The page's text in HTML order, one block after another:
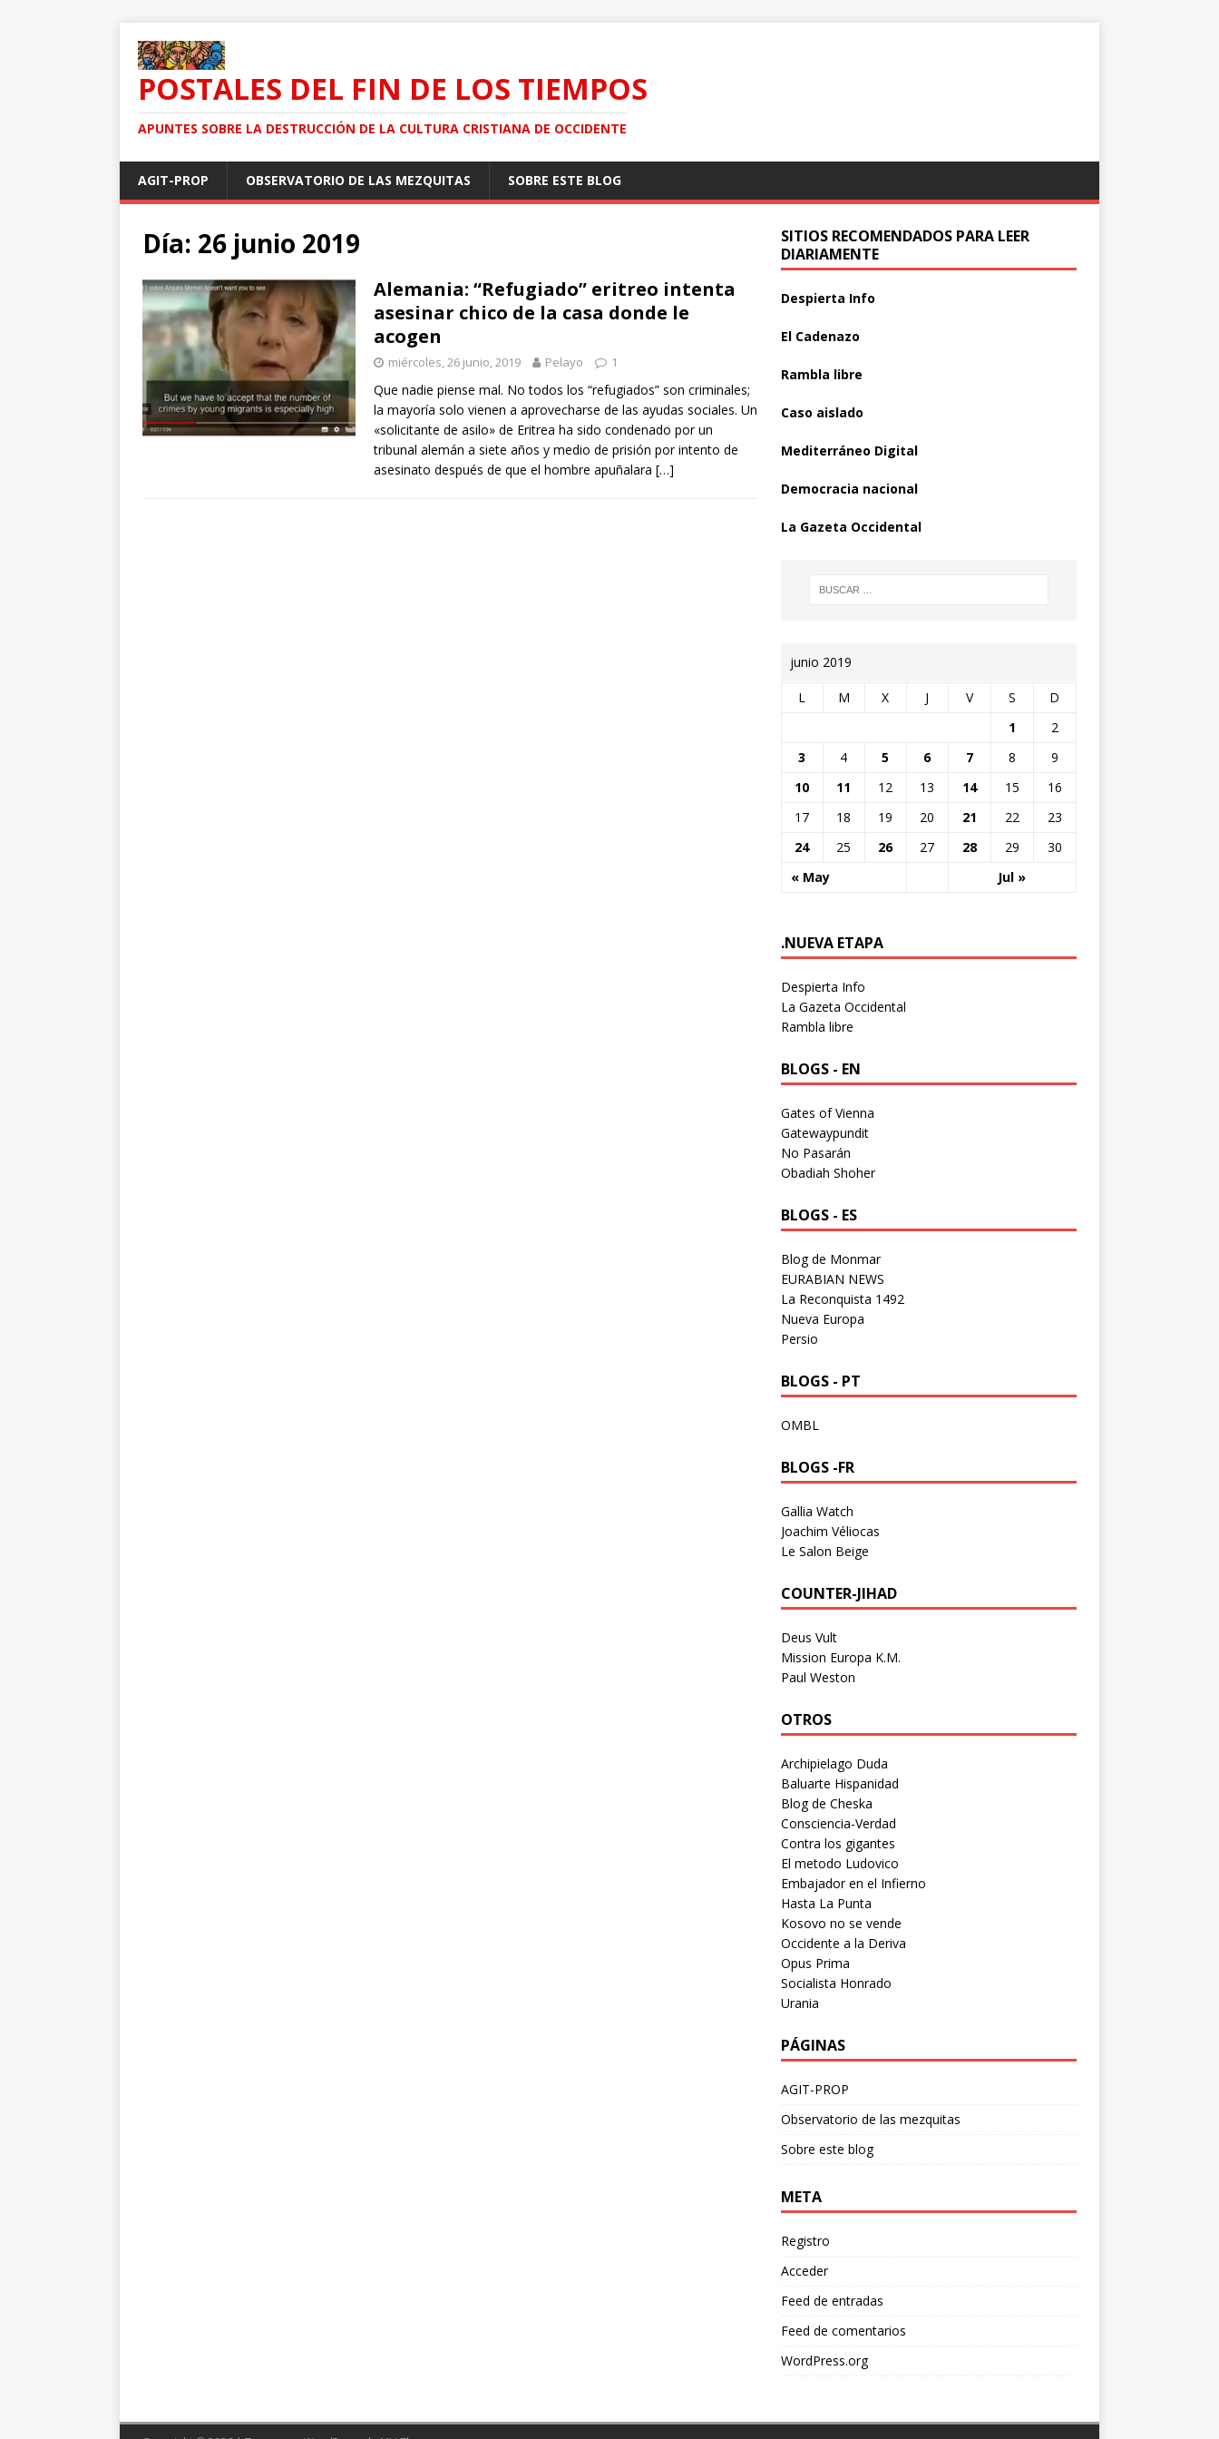
POSTALES DEL FIN DE LOS TIEMPOS
APUNTES SOBRE LA DESTRUCCIÓN DE LA CULTURA CRISTIANA DE OCCIDENTE
AGIT-PROP OBSERVATORIO DE LAS MEZQUITAS SOBRE ESTE BLOG
Día: 26 junio 2019
Alemania: “Refugiado” eritreo intenta
asesinar chico de la casa donde le
acogen
miércoles, 26 junio, 2019 Pelayo 1
Que nadie piense mal. No todos los “refugiados” son criminales;
la mayoría solo vienen a aprovecharse de las ayudas sociales. Un
«solicitante de asilo» de Eritrea ha sido condenado por un
tribunal alemán a siete años y medio de prisión por intento de
asesinato después de que el hombre apuñalara […]
SITIOS RECOMENDADOS PARA LEER
DIARIAMENTE
Despierta Info
El Cadenazo
Rambla libre
Caso aislado
Mediterráneo Digital
Democracia nacional
La Gazeta Occidental
junio 2019
L M X J V S D
« May Jul »
1
2
3
4 5 6 7 8
9
10
11 12 13 14 15
16
17
18 19 20 21 22
23
24
25 26 27 28 29 30
.NUEVA ETAPA
Despierta Info
La Gazeta Occidental
Rambla libre
BLOGS - EN
Gates of Vienna
Gatewaypundit
No Pasarán
Obadiah Shoher
BLOGS - ES
Blog de Monmar
EURABIAN NEWS
La Reconquista 1492
Nueva Europa
Persio
BLOGS - PT
OMBL
BLOGS -FR
Gallia Watch
Joachim Véliocas
Le Salon Beige
COUNTER-JIHAD
Deus Vult
Mission Europa K.M.
Paul Weston
OTROS
Archipielago Duda
Baluarte Hispanidad
Blog de Cheska
Consciencia-Verdad
Contra los gigantes
El metodo Ludovico
Embajador en el Infierno
Hasta La Punta
Kosovo no se vende
Occidente a la Deriva
Opus Prima
Socialista Honrado
Urania
PÁGINAS
AGIT-PROP
Observatorio de las mezquitas
Sobre este blog
META
Registro
Acceder
Feed de entradas
Feed de comentarios
WordPress.org